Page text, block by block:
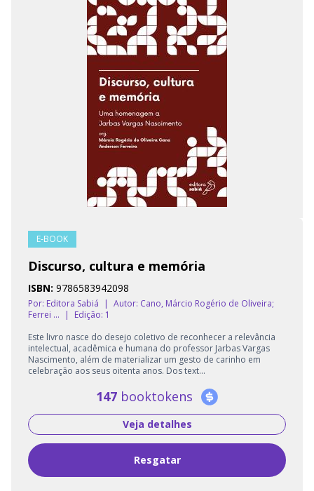
E-BOOK
Discurso, cultura e memória
ISBN: 9786583942098
Por: Editora Sabiá | Autor: Cano, Márcio Rogério de Oliveira;
Ferrei ...
|
Edição: 1
Este livro nasce do desejo coletivo de reconhecer a relevância
intelectual, acadêmica e humana do professor Jarbas Vargas
Nascimento, além de materializar um gesto de carinho em
celebração aos seus oitenta anos. Dos text...
147 booktokens
Veja detalhes
Resgatar